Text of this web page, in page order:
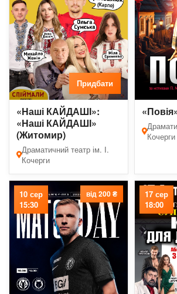
Придбати
«Наші КАЙДАШІ»:
«Наші КАЙДАШІ»
(Житомир)
Драматичний театр ім. І.
Кочерги
Кочерги
10 сер
15:30
від 200 ₴
17 сер
18:00